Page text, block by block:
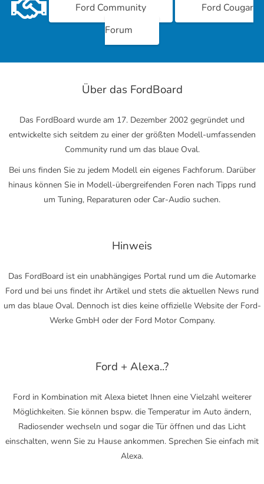
Ford Community
Ford Cougar
Forum
Über das FordBoard
Das FordBoard wurde am 17. Dezember 2002 gegründet und
entwickelte sich seitdem zu einer der größten Modell-umfassenden
Community rund um das blaue Oval.
Bei uns finden Sie zu jedem Modell ein eigenes Fachforum. Darüber
hinaus können Sie in Modell-übergreifenden Foren nach Tipps rund
um Tuning, Reparaturen oder Car-Audio suchen.
Hinweis
Das FordBoard ist ein unabhängiges Portal rund um die Automarke
Ford und bei uns findet ihr Artikel und stets die aktuellen News rund
um das blaue Oval. Dennoch ist dies keine offizielle Website der Ford-
Werke GmbH oder der Ford Motor Company.
Ford + Alexa..?
Ford in Kombination mit Alexa bietet Ihnen eine Vielzahl weiterer
Möglichkeiten. Sie können bspw. die Temperatur im Auto ändern,
Radiosender wechseln und sogar die Tür öffnen und das Licht
einschalten, wenn Sie zu Hause ankommen. Sprechen Sie einfach mit
Alexa.